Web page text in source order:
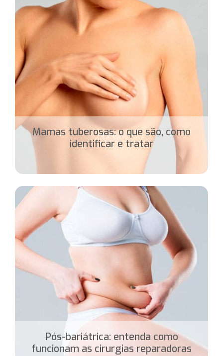
Mamas tuberosas: o que são, como
identificar e tratar
Pós-bariátrica: entenda como
funcionam as cirurgias reparadoras